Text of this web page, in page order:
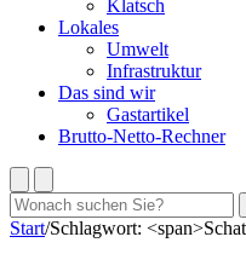
Klatsch
Lokales
Umwelt
Infrastruktur
Das sind wir
Gastartikel
Brutto-Netto-Rechner
Suchen
nach:
Start/Schlagwort: